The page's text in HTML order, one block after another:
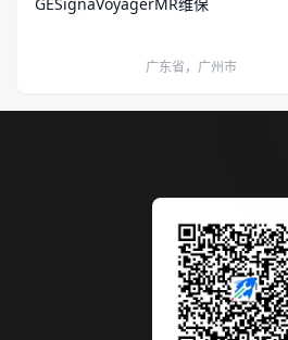
广东省，广州市